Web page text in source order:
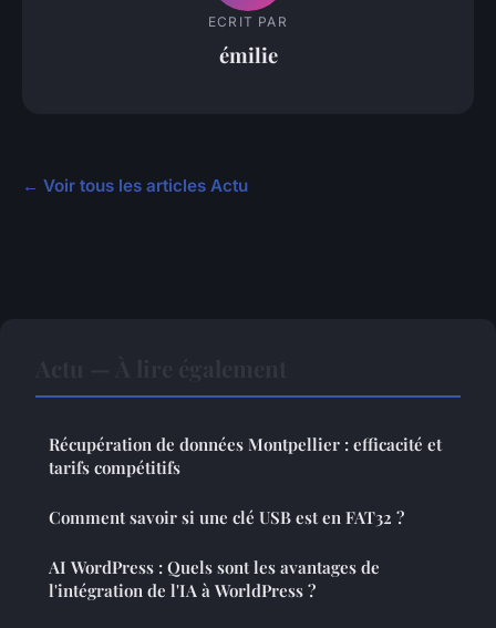
ECRIT PAR
émilie
← Voir tous les articles Actu
Récupération de données Montpellier : efficacité et
tarifs compétitifs
Comment savoir si une clé USB est en FAT32 ?
AI WordPress : Quels sont les avantages de
l'intégration de l'IA à WorldPress ?